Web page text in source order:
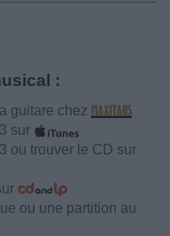
:
guitare chez
sur
ou trouver le CD sur
ou une partition au